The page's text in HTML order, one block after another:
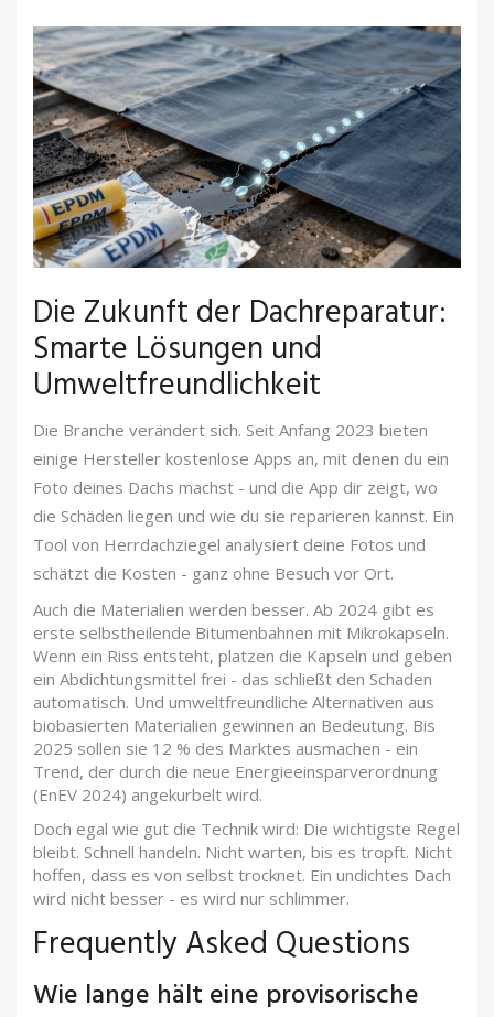
Die Zukunft der Dachreparatur:
Smarte Lösungen und
Umweltfreundlichkeit
Die Branche verändert sich. Seit Anfang 2023 bieten
einige Hersteller kostenlose Apps an, mit denen du ein
Foto deines Dachs machst - und die App dir zeigt, wo
die Schäden liegen und wie du sie reparieren kannst. Ein
Tool von Herrdachziegel analysiert deine Fotos und
schätzt die Kosten - ganz ohne Besuch vor Ort.
Auch die Materialien werden besser. Ab 2024 gibt es
erste selbstheilende Bitumenbahnen mit Mikrokapseln.
Wenn ein Riss entsteht, platzen die Kapseln und geben
ein Abdichtungsmittel frei - das schließt den Schaden
automatisch. Und umweltfreundliche Alternativen aus
biobasierten Materialien gewinnen an Bedeutung. Bis
2025 sollen sie 12 % des Marktes ausmachen - ein
Trend, der durch die neue Energieeinsparverordnung
(EnEV 2024) angekurbelt wird.
Doch egal wie gut die Technik wird: Die wichtigste Regel
bleibt. Schnell handeln. Nicht warten, bis es tropft. Nicht
hoffen, dass es von selbst trocknet. Ein undichtes Dach
wird nicht besser - es wird nur schlimmer.
Frequently Asked Questions
Wie lange hält eine provisorische